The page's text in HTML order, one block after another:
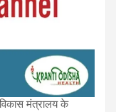
मंत्रालय के